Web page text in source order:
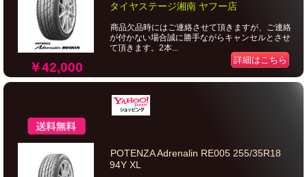
￥42,000
タイヤステージ湘南 ヤフー店
商品欠品時にはご連絡させて頂きますが、ご連絡
が付かない場合誠に勝手ながらキャンセルとさせ
て頂きます。2本...
詳細はこちら
POTENZA Adrenalin RE005 255/35R18
94Y XL